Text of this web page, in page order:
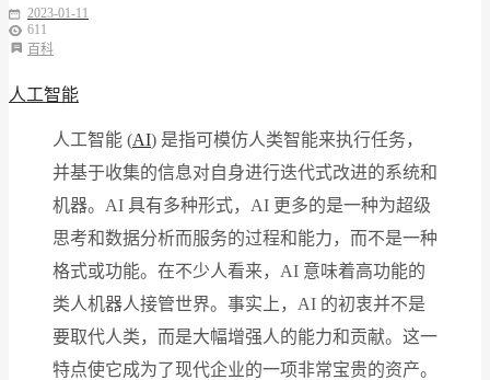
2023-01-11
611
百科
人工智能
人工智能 (AI) 是指可模仿人类智能来执行任务，
并基于收集的信息对自身进行迭代式改进的系统和
机器。AI 具有多种形式，AI 更多的是一种为超级
思考和数据分析而服务的过程和能力，而不是一种
格式或功能。在不少人看来，AI 意味着高功能的
类人机器人接管世界。事实上，AI 的初衷并不是
要取代人类，而是大幅增强人的能力和贡献。这一
特点使它成为了现代企业的一项非常宝贵的资产。